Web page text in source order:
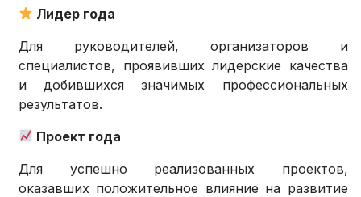
Лидер года
Для руководителей, организаторов и
специалистов, проявивших лидерские качества
и добившихся значимых профессиональных
результатов.
Проект года
Для успешно реализованных проектов,
оказавших положительное влияние на развитие